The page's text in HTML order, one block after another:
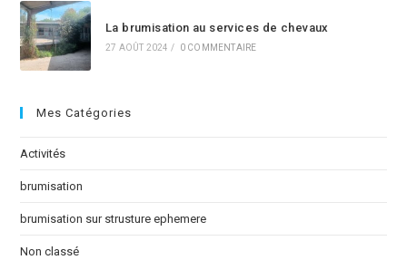
La brumisation au services de chevaux
27 AOÛT 2024 / 0 COMMENTAIRE
Mes Catégories
Activités
brumisation
brumisation sur strusture ephemere
Non classé